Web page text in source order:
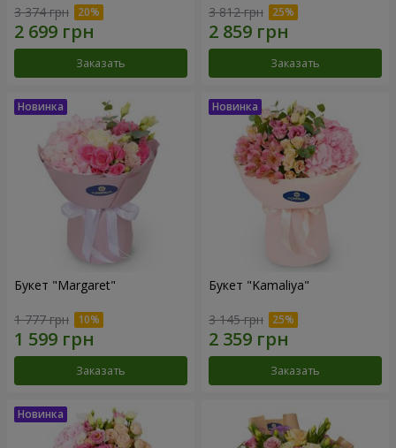
3 374 грн
Заказать
3 812 грн
Заказать
Букет "Margaret"
1 777 грн
Заказать
Букет "Kamaliya"
3 145 грн
Заказать